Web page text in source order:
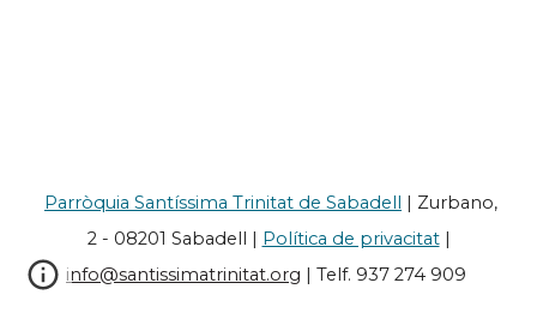
Parròquia Santíssima Trinitat de Sabadell | Zurbano,
2 - 08201 Sabadell | Política de privacitat|
info@santissimatrinitat.org | Telf. 937 274 909